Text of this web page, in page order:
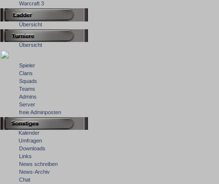
Warcraft 3
Übersicht
Übersicht
Spieler
Clans
Squads
Teams
Admins
Server
freie Adminposten
Kalender
Umfragen
Downloads
Links
News schreiben
News-Archiv
Chat